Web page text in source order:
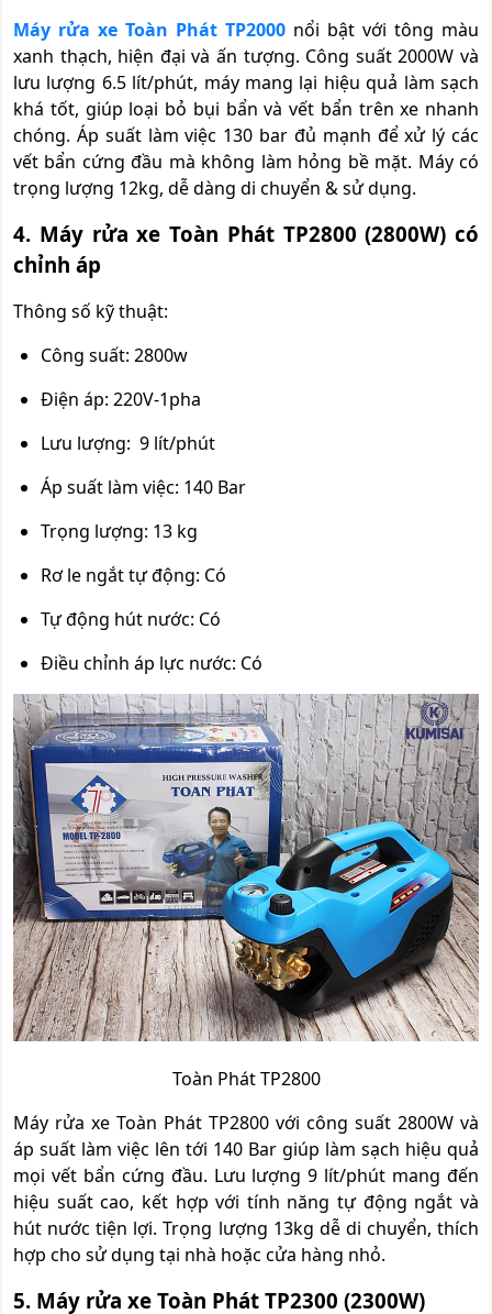
Máy rửa xe Toàn Phát TP2000 nổi bật với tông màu
xanh thạch, hiện đại và ấn tượng. Công suất 2000W và
lưu lượng 6.5 lít/phút, máy mang lại hiệu quả làm sạch
khá tốt, giúp loại bỏ bụi bẩn và vết bẩn trên xe nhanh
chóng. Áp suất làm việc 130 bar đủ mạnh để xử lý các
vết bẩn cứng đầu mà không làm hỏng bề mặt. Máy có
trọng lượng 12kg, dễ dàng di chuyển & sử dụng.
4. Máy rửa xe Toàn Phát TP2800 (2800W) có
chỉnh áp
Thông số kỹ thuật:
Công suất: 2800w
Điện áp: 220V-1pha
Lưu lượng: 9 lít/phút
Áp suất làm việc: 140 Bar
Trọng lượng: 13 kg
Rơ le ngắt tự động: Có
Tự động hút nước: Có
Điều chỉnh áp lực nước: Có
Toàn Phát TP2800
Máy rửa xe Toàn Phát TP2800 với công suất 2800W và
áp suất làm việc lên tới 140 Bar giúp làm sạch hiệu quả
mọi vết bẩn cứng đầu. Lưu lượng 9 lít/phút mang đến
hiệu suất cao, kết hợp với tính năng tự động ngắt và
hút nước tiện lợi. Trọng lượng 13kg dễ di chuyển, thích
hợp cho sử dụng tại nhà hoặc cửa hàng nhỏ.
5. Máy rửa xe Toàn Phát TP2300 (2300W)